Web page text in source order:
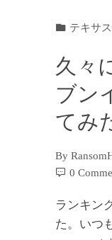
テキサ
久々
ブン
てみ
By
0
ランキン
た。いつ